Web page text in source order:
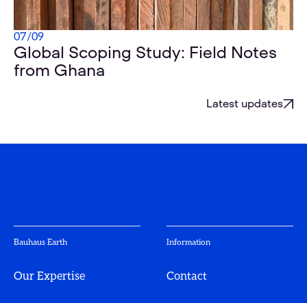
07/09
Global Scoping Study: Field Notes
from Ghana
Latest updates
Bauhaus Earth
Our Expertise
Information
Contact